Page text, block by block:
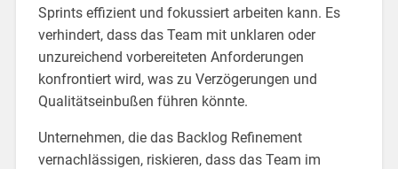
Sprints effizient und fokussiert arbeiten kann. Es
verhindert, dass das Team mit unklaren oder
unzureichend vorbereiteten Anforderungen
konfrontiert wird, was zu Verzögerungen und
Qualitätseinbußen führen könnte.
Unternehmen, die das Backlog Refinement
vernachlässigen, riskieren, dass das Team im